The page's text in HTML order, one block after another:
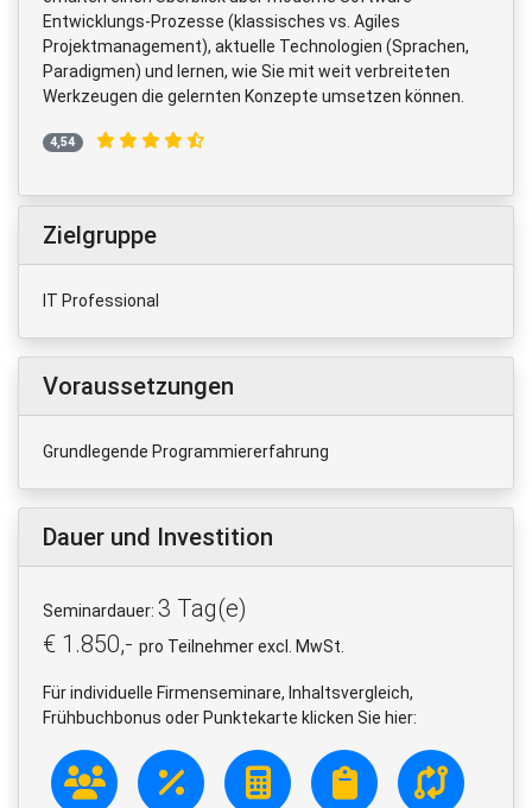
Entwicklungs-Prozesse (klassisches vs. Agiles
Projektmanagement), aktuelle Technologien (Sprachen,
Paradigmen) und lernen, wie Sie mit weit verbreiteten
Werkzeugen die gelernten Konzepte umsetzen können.
4,54
Zielgruppe
IT Professional
Voraussetzungen
Grundlegende Programmiererfahrung
Dauer und Investition
Seminardauer: 3 Tag(e)
€ 1.850,- pro Teilnehmer excl. MwSt.
Für individuelle Firmenseminare, Inhaltsvergleich,
Frühbuchbonus oder Punktekarte klicken Sie hier: